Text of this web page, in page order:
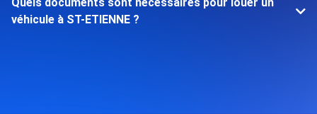
Quels documents sont nécessaires pour louer un
véhicule à ST-ETIENNE ?